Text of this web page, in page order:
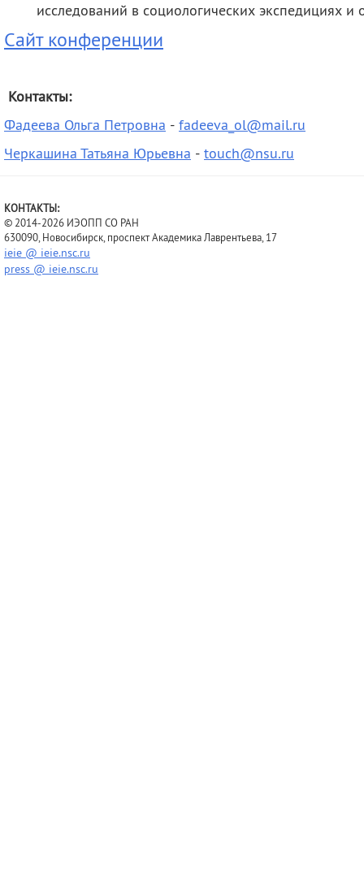
исследований в социологических экспедициях и
Сайт конференции
Контакты:
Фадеева Ольга Петровна - fadeeva_ol@mail.ru
Черкашина Татьяна Юрьевна - touch@nsu.ru
КОНТАКТЫ:
© 2014-2026 ИЭОПП СО РАН
630090, Новосибирск, проспект Академика Лаврентьева, 17
ieie @ ieie.nsc.ru
press @ ieie.nsc.ru